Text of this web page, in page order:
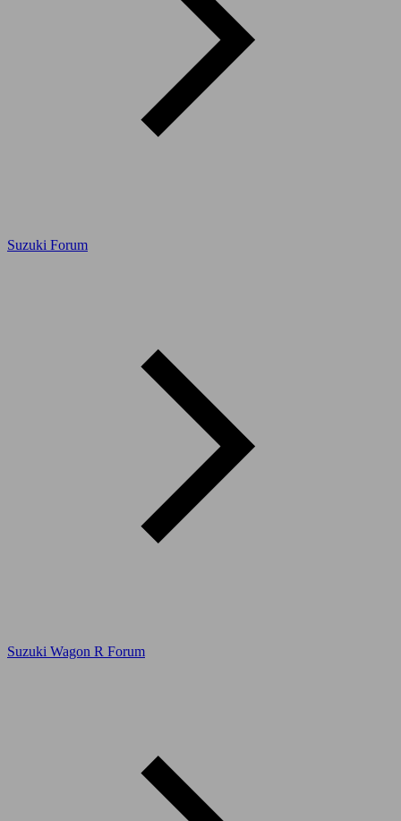
Suzuki Forum
Suzuki Wagon R Forum